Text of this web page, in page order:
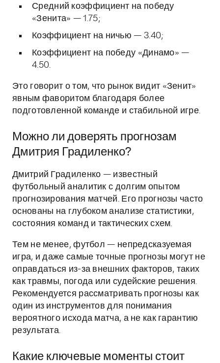
Средний коэффициент на победу
«Зенита» — 1.75;
Коэффициент на ничью — 3.40;
Коэффициент на победу «Динамо» —
4.50.
Это говорит о том, что рынок видит «Зенит»
явным фаворитом благодаря более
подготовленной команде и стабильной игре.
Можно ли доверять прогнозам
Дмитрия Градиленко?
Дмитрий Градиленко — известный
футбольный аналитик с долгим опытом
прогнозирования матчей. Его прогнозы часто
основаны на глубоком анализе статистики,
состояния команд и тактических схем.
Тем не менее, футбол — непредсказуемая
игра, и даже самые точные прогнозы могут не
оправдаться из-за внешних факторов, таких
как травмы, погода или судейские решения.
Рекомендуется рассматривать прогнозы как
один из инструментов для понимания
вероятного исхода матча, а не как гарантию
результата.
Какие ключевые моменты стоит